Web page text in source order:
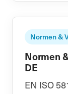
Normen &
Normen
DE
EN ISO